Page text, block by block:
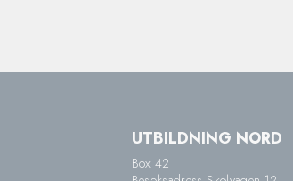
UTBILDNING NORD
Box 42